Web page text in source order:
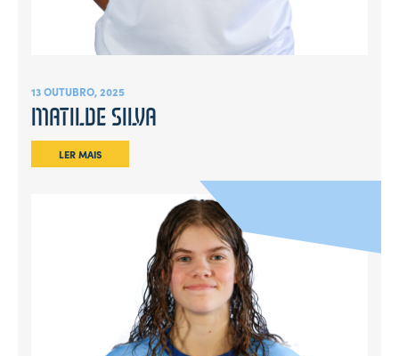
13 OUTUBRO, 2025
MATILDE SILVA
LER MAIS